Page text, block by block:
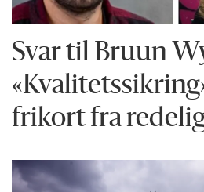
Svar til Bruun
frikort fra